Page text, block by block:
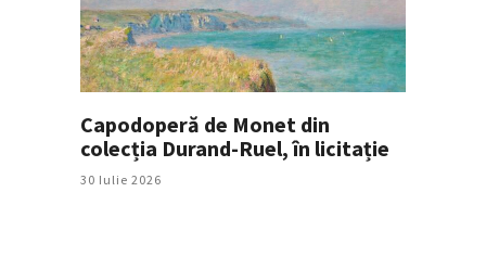
Capodoperă de Monet din
colecția Durand-Ruel, în licitație
30 Iulie 2026